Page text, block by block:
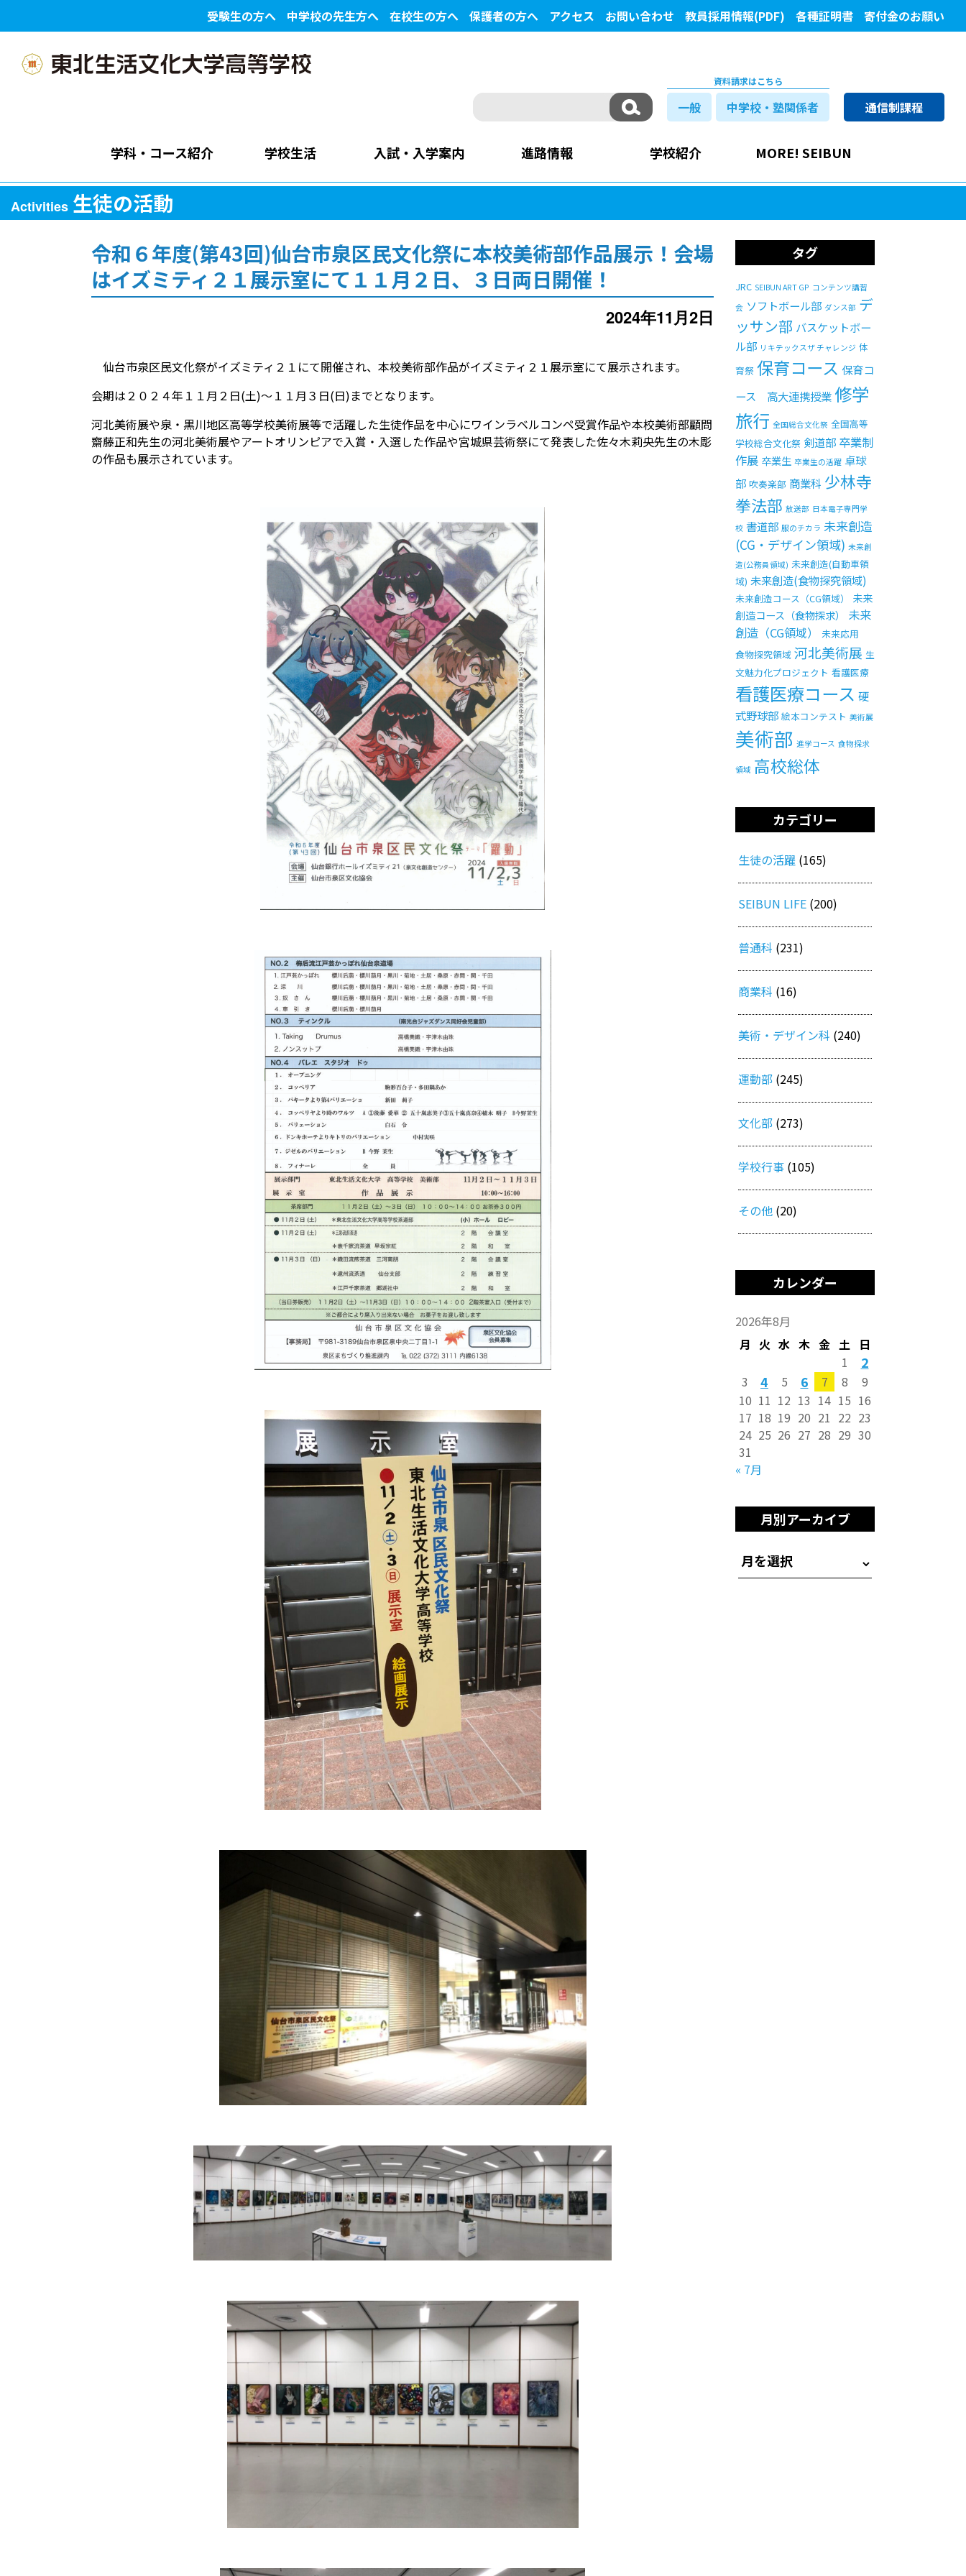
受験生の方へ 中学校の先生方へ 在校生の方へ 保護者の方へ アクセス お問い合わせ 教員採用情報(PDF) 各種証明書 寄付金のお願い
資料請求はこちら
一般 中学校・塾関係者 通信制課程
学科・コース紹介 学校生活 入試・入学案内 進路情報 学校紹介 MORE! SEIBUN
Activities 生徒の活動
令和６年度(第43回)仙台市泉区民文化祭に本校美術部作品展示！会場
はイズミティ２１展示室にて１１月２日、３日両日開催！
2024年11月2日
仙台市泉区民文化祭がイズミティ２１にて開催され、本校美術部作品がイズミティ２１展示室にて展示されます。
会期は２０２４年１１月２日(土)〜１１月３日(日)までとなります。
河北美術展や泉・黒川地区高等学校美術展等で活躍した生徒作品を中心にワインラベルコンペ受賞作品や本校美術部顧問
齋藤正和先生の河北美術展やアートオリンピアで入賞・入選した作品や宮城県芸術祭にて発表した佐々木莉央先生の木彫
の作品も展示されています。
タグ
JRC SEIBUN ART GP コンテンツ講習
会 ソフトボール部 ダンス部 デ
ッサン部 バスケットボー
ル部 リキテックスザ チャレンジ 体
育祭 保育コース 保育コ
ース 高大連携授業 修学
旅行 全国総合文化祭 全国高等
学校総合文化祭 剣道部 卒業制
作展 卒業生 卒業生の活躍 卓球
部 吹奏楽部 商業科 少林寺
拳法部 放送部 日本電子専門学
校 書道部 服のチカラ 未来創造
(CG・デザイン領域) 未来創
造(公務員領域) 未来創造(自動車領
域) 未来創造(食物探究領域)
未来創造コース（CG領域）
未来
創造コース（食物探求）
未来
創造（CG領域）
未来応用
食物探究領域 河北美術展 生
文魅力化プロジェクト 看護医療
看護医療コース 硬
式野球部 絵本コンテスト 美術展
美術部 進学コース 食物探求
領域 高校総体
カテゴリー
生徒の活躍 (165)
SEIBUN LIFE (200)
普通科 (231)
商業科 (16)
美術・デザイン科 (240)
運動部 (245)
文化部 (273)
学校行事 (105)
その他 (20)
カレンダー
2026年8月
月 火 水 木 金 土 日
« 7月
1 2
3 4 5 6 7 8
9
10 11 12 13 14 15 16
17 18 19 20 21 22 23
24 25 26 27 28 29 30
31
月別アーカイブ